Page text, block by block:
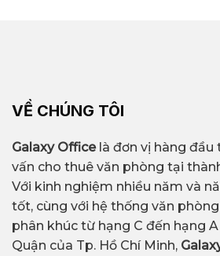
VỀ CHÚNG TÔI
Galaxy Officelà đơn vị hàng đầu
vấn cho thuê văn phòng tại
Với kinh nghiệm nhiều năm và
tốt, cùng với hệ thống văn
phân khúc từ hạng C đến hạng
Quận của Tp. Hồ Chí Minh,